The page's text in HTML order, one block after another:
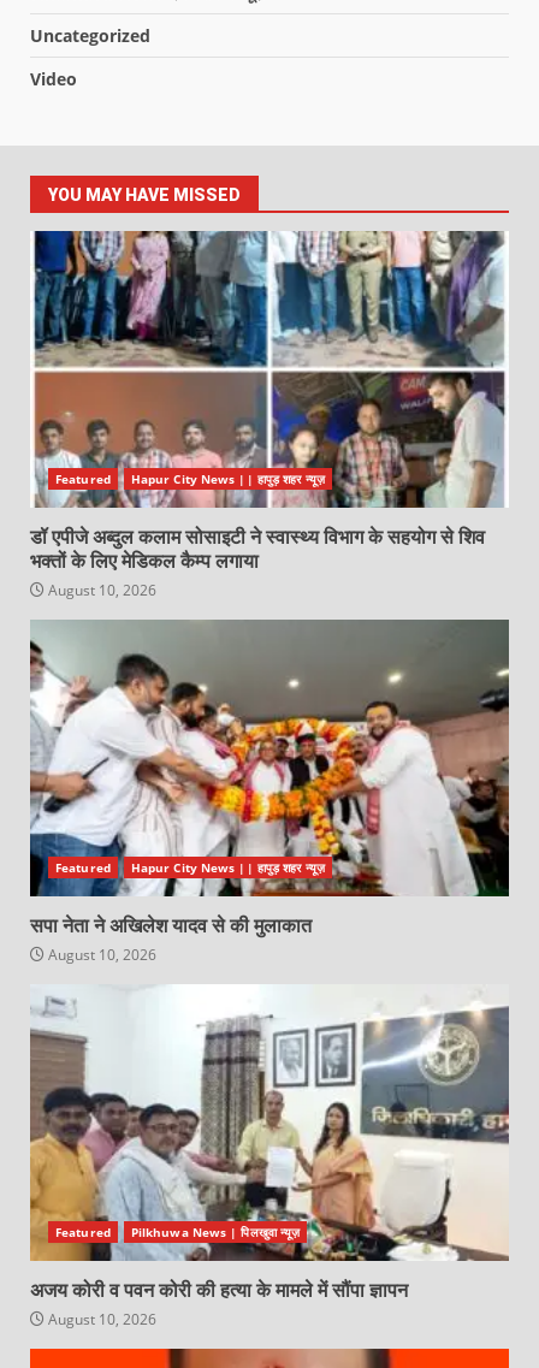
Uncategorized
Video
YOU MAY HAVE MISSED
Featured Hapur City News || हापुड़ शहर न्यूज़
डॉ एपीजे अब्दुल कलाम सोसाइटी ने स्वास्थ्य विभाग के सहयोग से शिव
भक्तों के लिए मेडिकल कैम्प लगाया
August 10, 2026
Featured Hapur City News || हापुड़ शहर न्यूज़
सपा नेता ने अखिलेश यादव से की मुलाकात
August 10, 2026
Featured Pilkhuwa News | पिलखुवा न्यूज़
अजय कोरी व पवन कोरी की हत्या के मामले में सौंपा ज्ञापन
August 10, 2026